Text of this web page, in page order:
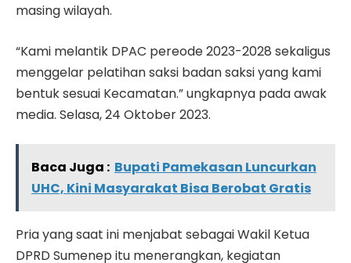
masing wilayah.
“Kami melantik DPAC pereode 2023-2028 sekaligus
menggelar pelatihan saksi badan saksi yang kami
bentuk sesuai Kecamatan.” ungkapnya pada awak
media. Selasa, 24 Oktober 2023.
Baca Juga : Bupati Pamekasan Luncurkan
UHC, Kini Masyarakat Bisa Berobat Gratis
Pria yang saat ini menjabat sebagai Wakil Ketua
DPRD Sumenep itu menerangkan, kegiatan